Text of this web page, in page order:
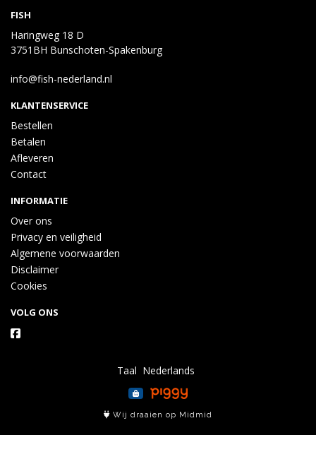
FISH
Haringweg 18 D
3751BH Bunschoten-Spakenburg
info@fish-nederland.nl
KLANTENSERVICE
Bestellen
Betalen
Afleveren
Contact
INFORMATIE
Over ons
Privacy en veiligheid
Algemene voorwaarden
Disclaimer
Cookies
VOLG ONS
Taal
Wij draaien op Midmid